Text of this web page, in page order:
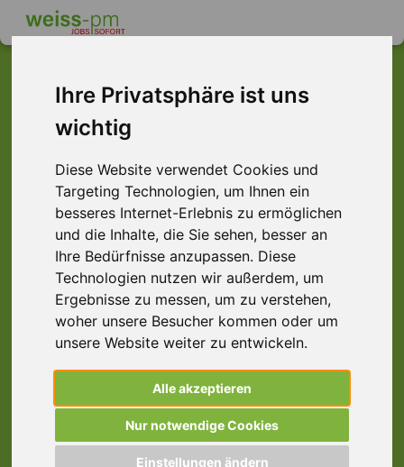
Ihre Privatsphäre ist uns
wichtig
Diese Website verwendet Cookies und
Targeting Technologien, um Ihnen ein
besseres Internet-Erlebnis zu ermöglichen
und die Inhalte, die Sie sehen, besser an
Ihre Bedürfnisse anzupassen. Diese
Technologien nutzen wir außerdem, um
Ergebnisse zu messen, um zu verstehen,
woher unsere Besucher kommen oder um
unsere Website weiter zu entwickeln.
Alle akzeptieren
Nur notwendige Cookies
Einstellungen ändern
Dieser Job ist leider
nicht mehr verfügbar ...
... aber vielleicht ist hier etwas dabei:
Holzbearbeiter (m/w/d), Kleinheubach
63924 Kleinheubach